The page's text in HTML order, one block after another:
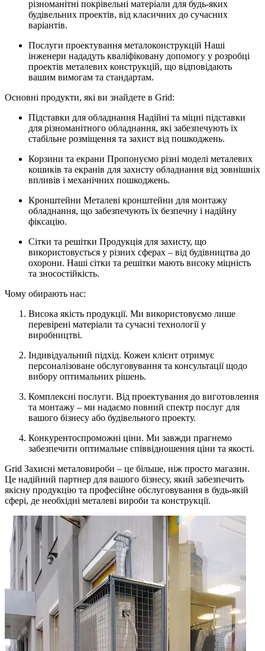
різноманітні покрівельні матеріали для будь-яких
будівельних проектів, від класичних до сучасних
варіантів.
Послуги проектування металоконструкцій Наші
інженери нададуть кваліфіковану допомогу у розробці
проектів металевих конструкцій, що відповідають
вашим вимогам та стандартам.
Основні продукти, які ви знайдете в Grid:
Підставки для обладнання Надійні та міцні підставки
для різноманітного обладнання, які забезпечують їх
стабільне розміщення та захист від пошкоджень.
Корзини та екрани Пропонуємо різні моделі металевих
кошиків та екранів для захисту обладнання від зовнішніх
впливів і механічних пошкоджень.
Кронштейни Металеві кронштейни для монтажу
обладнання, що забезпечують їх безпечну і надійну
фіксацію.
Сітки та решітки Продукція для захисту, що
використовується у різних сферах – від будівництва до
охорони. Наші сітки та решітки мають високу міцність
та зносостійкість.
Чому обирають нас:
Висока якість продукції. Ми використовуємо лише
перевірені матеріали та сучасні технології у
виробництві.
Індивідуальний підхід. Кожен клієнт отримує
персоналізоване обслуговування та консультації щодо
вибору оптимальних рішень.
Комплексні послуги. Від проектування до виготовлення
та монтажу – ми надаємо повний спектр послуг для
вашого бізнесу або будівельного проекту.
Конкурентоспроможні ціни. Ми завжди прагнемо
забезпечити оптимальне співвідношення ціни та якості.
Grid Захисні металовироби – це більше, ніж просто магазин.
Це надійний партнер для вашого бізнесу, який забезпечить
якісну продукцію та професійне обслуговування в будь-якій
сфері, де необхідні металеві вироби та конструкції.